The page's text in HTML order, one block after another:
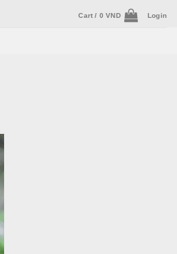
Cart / 0VND Login